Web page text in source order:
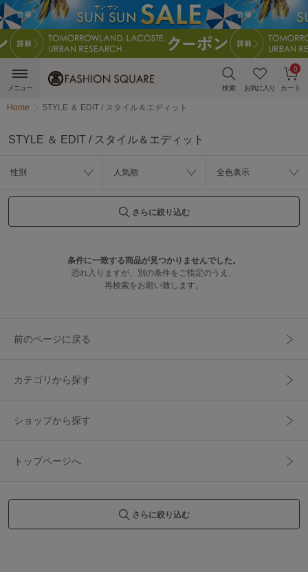
検索 お気に入り カート
0
メニュー
Home STYLE ＆ EDIT / スタイル＆エディット
STYLE ＆ EDIT / スタイル＆エディット
性別 人気順 全色表示
さらに絞り込む
条件に一致する商品が見つかりませんでした。
恐れ入りますが、別の条件をご指定のうえ、
再検索をお願い致します。
前のページに戻る
カテゴリから探す
ショップから探す
トップページへ
さらに絞り込む